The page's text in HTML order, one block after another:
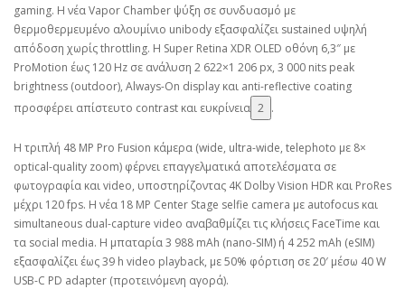
gaming. Η νέα Vapor Chamber ψύξη σε συνδυασμό με
θερμοθερμευμένο αλουμίνιο unibody εξασφαλίζει sustained υψηλή
απόδοση χωρίς throttling. Η Super Retina XDR OLED οθόνη 6,3″ με
ProMotion έως 120 Hz σε ανάλυση 2 622×1 206 px, 3 000 nits peak
brightness (outdoor), Always-On display και anti-reflective coating
προσφέρει απίστευτο contrast και ευκρίνεια 2 .
Η τριπλή 48 MP Pro Fusion κάμερα (wide, ultra-wide, telephoto με 8×
optical-quality zoom) φέρνει επαγγελματικά αποτελέσματα σε
φωτογραφία και video, υποστηρίζοντας 4K Dolby Vision HDR και ProRes
μέχρι 120 fps. Η νέα 18 MP Center Stage selfie camera με autofocus και
simultaneous dual-capture video αναβαθμίζει τις κλήσεις FaceTime και
τα social media. Η μπαταρία 3 988 mAh (nano-SIM) ή 4 252 mAh (eSIM)
εξασφαλίζει έως 39 h video playback, με 50% φόρτιση σε 20′ μέσω 40 W
USB-C PD adapter (προτεινόμενη αγορά).